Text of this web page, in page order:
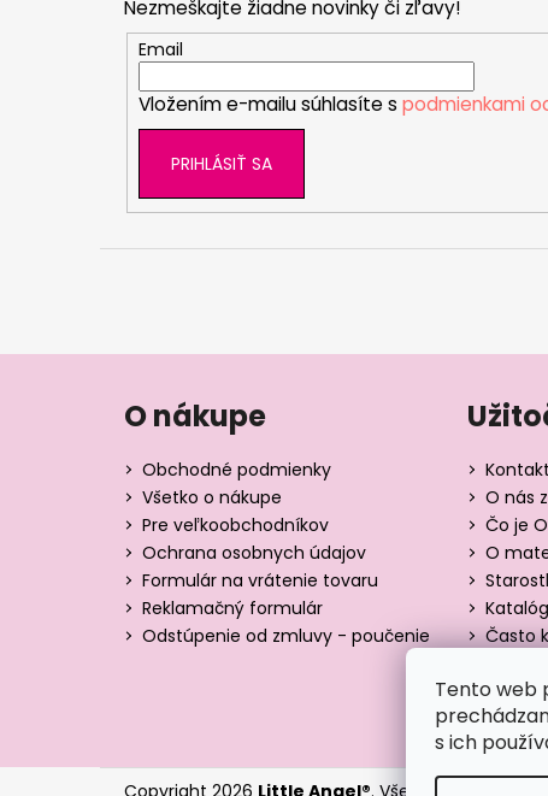
Tento web
s ich
Nezmeškajte žiadne novinky či zľavy!
Email
Vložením e-mailu súhlasíte s podmienkami
PRIHLÁSIŤ SA
O nákupe
Obchodné podmienky
Všetko o nákupe
Pre veľkoobchodníkov
Ochrana osobnych údajov
Formulár na vrátenie tovaru
Reklamačný formulár
Odstúpenie od zmluvy - poučenie
O nás
Čo je
O
Často
Blog
Copyright 2026 Little Angel®. Všetky práva